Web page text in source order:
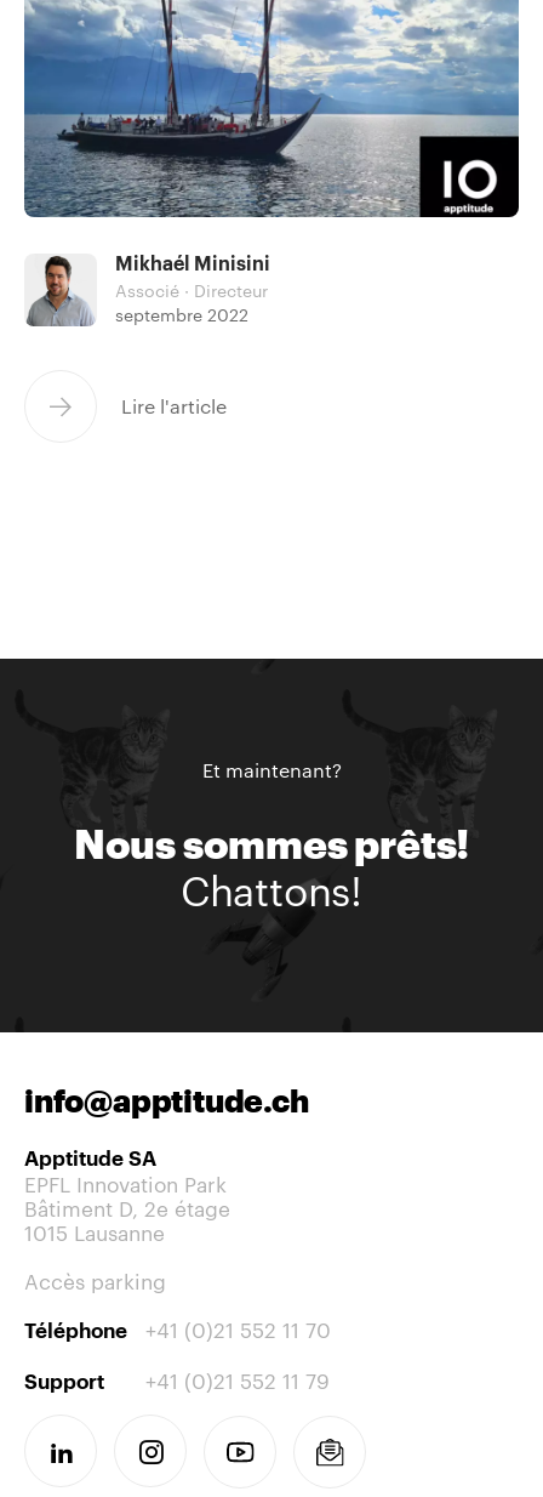
Mikhaél Minisini
Associé · Directeur
septembre 2022
Lire l'article
Et maintenant?
Nous sommes prêts!
Chattons!
info@apptitude.ch
Apptitude SA
EPFL Innovation Park
Bâtiment D, 2e étage
1015 Lausanne
Accès parking
Téléphone +41 (0)21 552 11 70
Support +41 (0)21 552 11 79